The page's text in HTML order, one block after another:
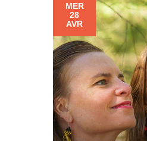
MER
28
AVR